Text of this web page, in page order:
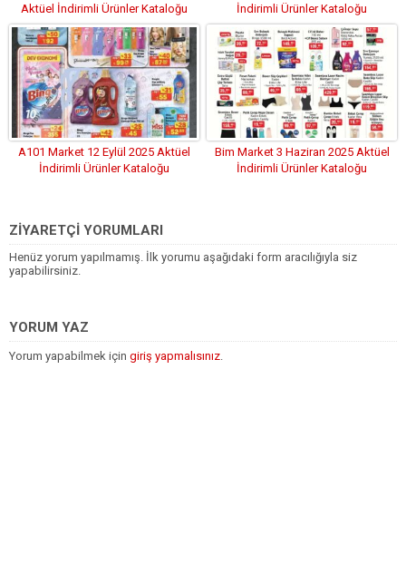
Aktüel İndirimli Ürünler Kataloğu
İndirimli Ürünler Kataloğu
A101 Market 12 Eylül 2025 Aktüel
İndirimli Ürünler Kataloğu
Bim Market 3 Haziran 2025 Aktüel
İndirimli Ürünler Kataloğu
ZİYARETÇİ YORUMLARI
Henüz yorum yapılmamış. İlk yorumu aşağıdaki form aracılığıyla siz
yapabilirsiniz.
YORUM YAZ
Yorum yapabilmek için giriş yapmalısınız.